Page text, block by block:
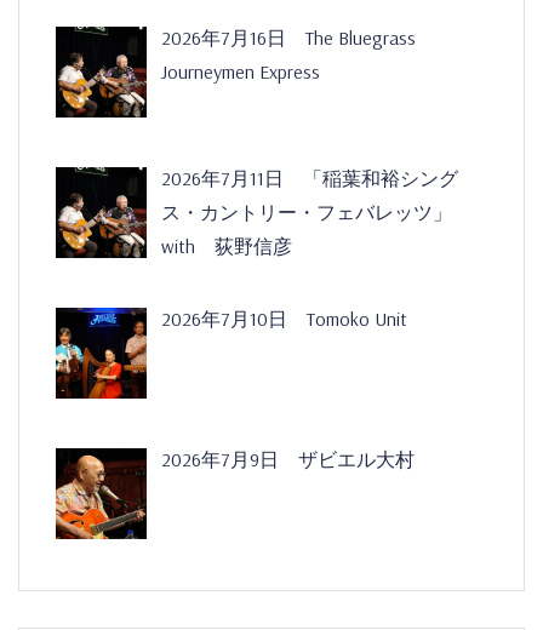
2026年7月16日 The Bluegrass
Journeymen Express
2026年7月11日 「稲葉和裕シング
ス・カントリー・フェバレッツ」
with 荻野信彦
2026年7月10日 Tomoko Unit
2026年7月9日 ザビエル大村